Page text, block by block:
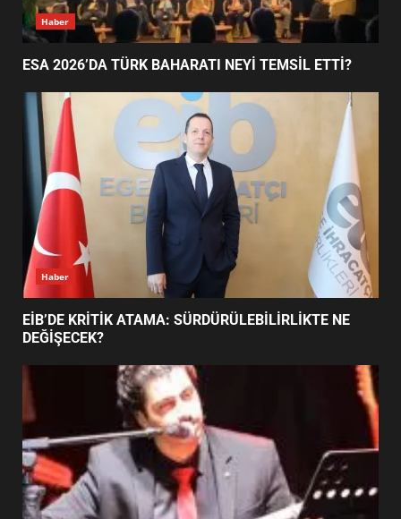
5
6
BURHANİYE SATRANÇ
TURNUVASI KAYITLARI NEYİ
DEĞİŞTİRİYOR?
7
BURHANİYE BELEDİYESPOR’DA
YENİ YÖNETİM NASIL
ŞEKİLLENDİ?
Haber
ESA 2026’DA TÜRK BAHARATI NEYİ TEMSİL ETTİ?
Haber
EİB’DE KRİTİK ATAMA: SÜRDÜRÜLEBİLİRLİKTE NE
DEĞİŞECEK?